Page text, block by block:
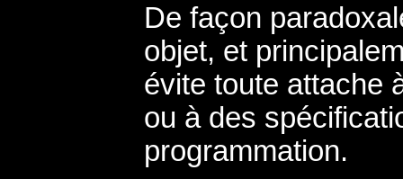
De façon
objet, et
évite toute attache
ou à des
programmation.